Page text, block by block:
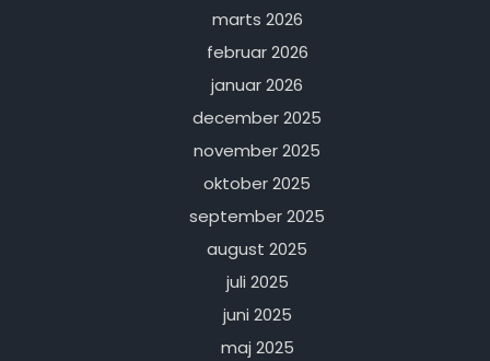
marts 2026
februar 2026
januar 2026
december 2025
november 2025
oktober 2025
september 2025
august 2025
juli 2025
juni 2025
maj 2025